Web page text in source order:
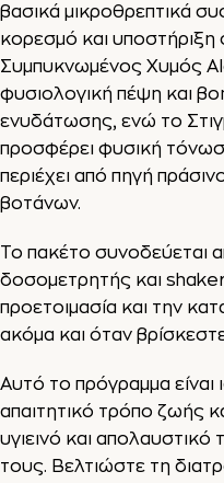
βασικά μικροθρεπτικά
κορεσμό και υποστήριξη
Συμπυκνωμένος Χυμός
φυσιολογική πέψη και
ενυδάτωσης, ενώ το
προσφέρει φυσική
περιέχει από πηγή
βοτάνων.
Το πακέτο συνοδεύεται
δοσομετρητής και
προετοιμασία και την
ακόμα και όταν
Αυτό το πρόγραμμα είναι
απαιτητικό τρόπο ζωής
υγιεινό και
τους. Βελτιώστε τη